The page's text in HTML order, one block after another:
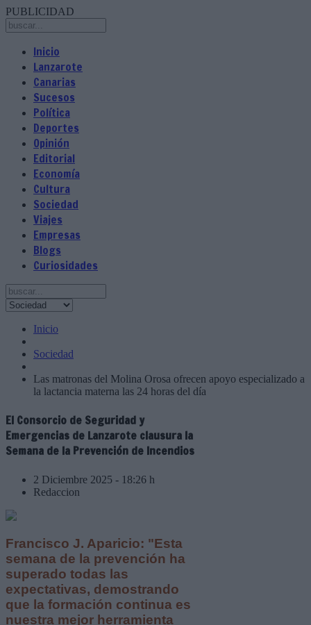
PUBLICIDAD
Inicio
Lanzarote
Canarias
Sucesos
Política
Deportes
Opinión
Editorial
Economía
Cultura
Sociedad
Viajes
Empresas
Blogs
Curiosidades
Inicio
Sociedad
Las matronas del Molina Orosa ofrecen apoyo especializado a
la lactancia materna las 24 horas del día
El Consorcio de Seguridad y
Emergencias de Lanzarote clausura la
Semana de la Prevención de Incendios
2 Diciembre 2025 - 18:26 h
Redaccion
Francisco J. Aparicio: "Esta
semana de la prevención ha
superado todas las
expectativas, demostrando
que la formación continua es
nuestra mejor herramienta